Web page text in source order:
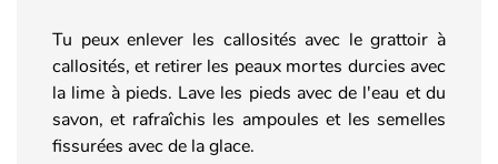
Tu peux enlever les callosités avec le grattoir à
callosités, et retirer les peaux mortes durcies avec
la lime à pieds. Lave les pieds avec de l'eau et du
savon, et rafraîchis les ampoules et les semelles
fissurées avec de la glace.